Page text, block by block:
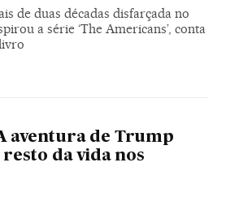
de duas décadas disfarçada no
a série ‘The Americans’, conta
aventura de Trump
da vida nos